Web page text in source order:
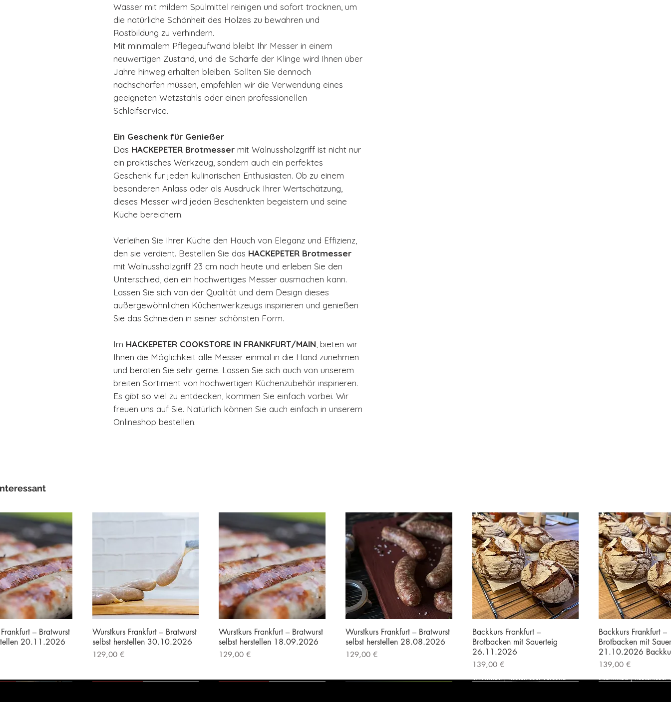
Wasser mit mildem Spülmittel reinigen und sofort trocknen, um
die natürliche Schönheit des Holzes zu bewahren und
Rostbildung zu verhindern.
Mit minimalem Pflegeaufwand bleibt Ihr Messer in einem
neuwertigen Zustand, und die Schärfe der Klinge wird Ihnen über
Jahre hinweg erhalten bleiben. Sollten Sie dennoch
nachschärfen müssen, empfehlen wir die Verwendung eines
geeigneten Wetzstahls oder einen professionellen
Schleifservice.
Ein Geschenk für Genießer
Das HACKEPETER Brotmesser mit Walnussholzgriff ist nicht nur
ein praktisches Werkzeug, sondern auch ein perfektes
Geschenk für jeden kulinarischen Enthusiasten. Ob zu einem
besonderen Anlass oder als Ausdruck Ihrer Wertschätzung,
dieses Messer wird jeden Beschenkten begeistern und seine
Küche bereichern.
Verleihen Sie Ihrer Küche den Hauch von Eleganz und Effizienz,
den sie verdient. Bestellen Sie das HACKEPETER Brotmesser
mit Walnussholzgriff 23 cm noch heute und erleben Sie den
Unterschied, den ein hochwertiges Messer ausmachen kann.
Lassen Sie sich von der Qualität und dem Design dieses
außergewöhnlichen Küchenwerkzeugs inspirieren und genießen
Sie das Schneiden in seiner schönsten Form.
Im HACKEPETER COOKSTORE IN FRANKFURT/MAIN , bieten wir
Ihnen die Möglichkeit alle Messer einmal in die Hand zunehmen
und beraten Sie sehr gerne. Lassen Sie sich auch von unserem
breiten Sortiment von hochwertigen Küchenzubehör inspirieren.
Es gibt so viel zu entdecken, kommen Sie einfach vorbei. Wir
freuen uns auf Sie. Natürlich können Sie auch einfach in unserem
Onlineshop bestellen.
– Bratwurst
20.11.2026
Wurstkurs Frankfurt – Bratwurst
selbst herstellen 30.10.2026
Preis
129,00 €
Wurstkurs Frankfurt – Bratwurst
selbst herstellen 18.09.2026
Preis
129,00 €
Wurstkurs Frankfurt – Bratwurst
selbst herstellen 28.08.2026
Preis
129,00 €
Backkurs Frankfurt –
Brotbacken mit Sauerteig
26.11.2026
Preis
139,00 €
Backkurs Frankfurt –
Brotbacken mit
21.10.2026
Preis
139,00 €